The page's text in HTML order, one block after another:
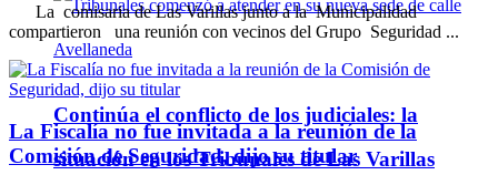
Continúa el conflicto de los judiciales: la
situación en los Tribunales de Las Varillas
La comisaria de Las Varillas junto a la Municipalidad
compartieron una reunión con vecinos del Grupo Seguridad ...
La Fiscalía no fue invitada a la reunión de la
Comisión de Seguridad, dijo su titular